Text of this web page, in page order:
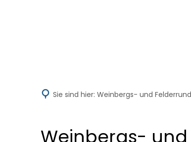
Sie sind hier: Weinbergs- und
Weinbergs-